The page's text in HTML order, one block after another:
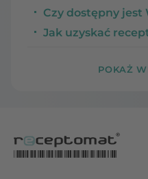
Czy dostępny jest
Jak uzyskać